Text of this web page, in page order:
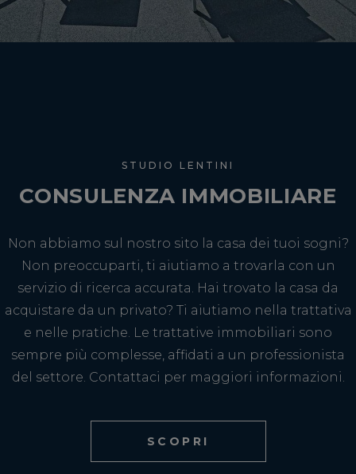
STUDIO LENTINI
CONSULENZA IMMOBILIARE
Non abbiamo sul nostro sito la casa dei tuoi sogni?
Non preoccuparti, ti aiutiamo a trovarla con un
servizio di ricerca accurata. Hai trovato la casa da
acquistare da un privato? Ti aiutiamo nella trattativa
e nelle pratiche. Le trattative immobiliari sono
sempre più complesse, affidati a un professionista
del settore. Contattaci per maggiori informazioni.
SCOPRI